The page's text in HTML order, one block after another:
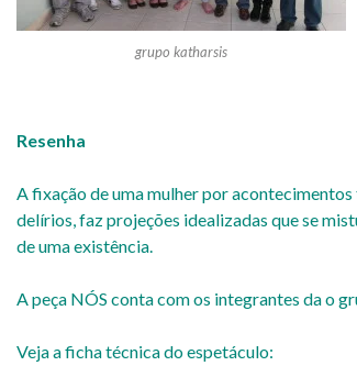
grupo katharsis
Resenha
A fixação de uma mulher por
delírios, faz projeções idealizadas que se
de uma existência.
A peça NÓS conta com os integrantes da o
Veja a ficha técnica do espetáculo: